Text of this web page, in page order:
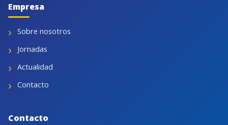
Empresa
Sobre nosotros
Jornadas
Actualidad
Contacto
Contacto